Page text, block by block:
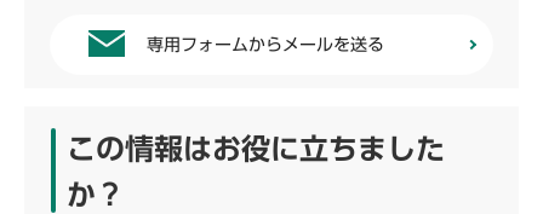
専用フォームからメールを送る
この情報はお役に立ちました
か？